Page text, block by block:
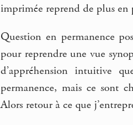
imprimée reprend de plus en
Question en permanence
pour reprendre une vue
d’appréhension intuitive
permanence, mais ce sont
Alors retour à ce que